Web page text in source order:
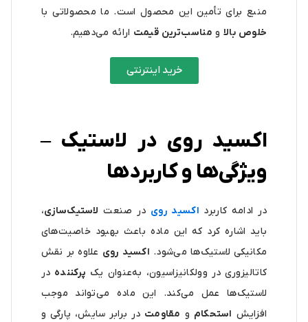
منبع برای تأمین این محصول است. ما محصولاتی با
خلوص بالا و مناسب‌ترین قیمت ارائه می‌دهیم.
خرید اینترنتی
اکسید روی در لاستیک –
ویژگی‌ها و کاربردها
در ادامه کاربرد اکسید روی در صنعت لاستیک‌سازی،
باید اشاره کرد که این ماده باعث بهبود خاصیت‌های
مکانیکی لاستیک‌ها می‌شود. اکسید روی علاوه بر نقش
کاتالیزوری در وولکانیزاسیون، به‌عنوان یک پرکننده در
لاستیک‌ها عمل می‌کند. این ماده می‌تواند موجب
افزایش استحکام و مقاومت در برابر سایش، پارگی و